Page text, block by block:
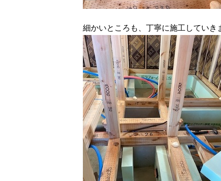
細かいところも、丁寧に施工していき